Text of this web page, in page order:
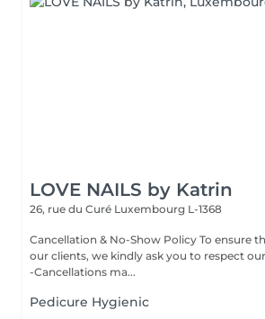
LOVE NAILS by Katrin
26, rue du Curé Luxembourg L-1368
Cancellation & No-Show Policy To ensure
our clients, we kindly ask you to respect
-Cancellations ma...
Pedicure Hygienic